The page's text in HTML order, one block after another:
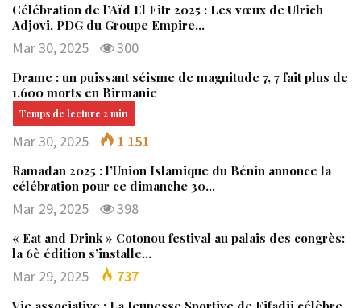
Célébration de l’Aïd El Fitr 2025 : Les vœux de Ulrich
Adjovi, PDG du Groupe Empire…
Mar 30, 2025 300
Drame : un puissant séisme de magnitude 7, 7 fait plus de
1.600 morts en Birmanie
Mar 30, 2025 1 151
Ramadan 2025 : l’Union Islamique du Bénin annonce la
célébration pour ce dimanche 30…
Mar 29, 2025 398
« Eat and Drink » Cotonou festival au palais des congrès:
la 6è édition s’installe…
Mar 29, 2025 737